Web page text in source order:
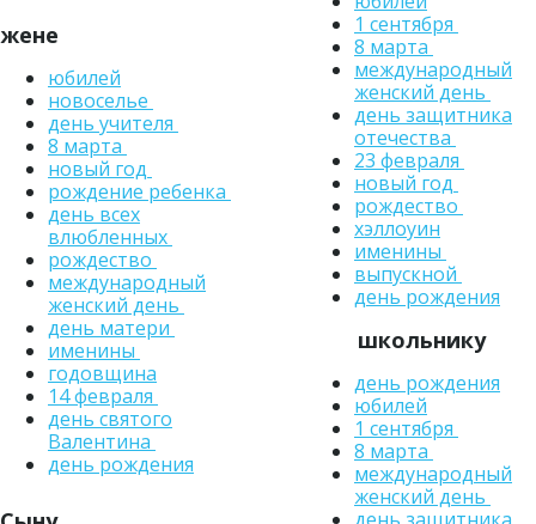
жене
юбилей
новоселье
день учителя
8 марта
новый год
рождение ребенка
день всех
влюбленных
рождество
международный
женский день
день матери
именины
годовщина
14 февраля
день святого
Валентина
день рождения
1 сентября
8 марта
международный
женский день
день защитника
отечества
23 февраля
новый год
рождество
хэллоуин
именины
выпускной
день рождения
школьнику
день рождения
юбилей
1 сентября
8 марта
международный
женский день
день защитника